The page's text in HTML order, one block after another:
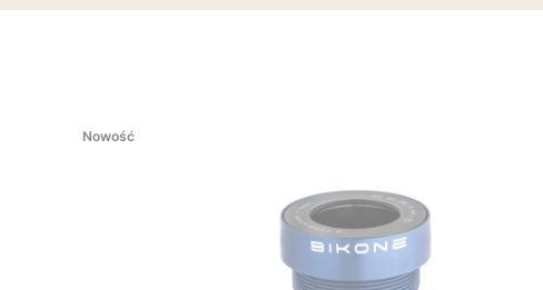
Nowość